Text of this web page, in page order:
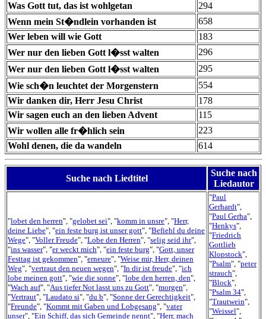
Was Gott tut, das ist wohlgetan
294
Wenn mein St�ndlein vorhanden ist
658
Wer leben will wie Gott
183
Wer nur den lieben Gott l�sst walten
296
Wer nur den lieben Gott l�sst walten
295
Wie sch�n leuchtet der Morgenstern
554
Wir danken dir, Herr Jesu Christ
178
Wir sagen euch an den lieben Advent
115
Wir wollen alle fr�hlich sein
223
Wohl denen, die da wandeln
614
Suche nach Liedtitel
Suche nach
Liedautor
"lobet den herren", "gelobet sei", "komm in unsre", "Herr,
deine Liebe", "ein feste burg ist unser gott", "Befiehl du deine
Wege", "Voller Freude", "Lobe den Herren", "selig seid ihr",
"ins wasser", "er weckt mich", "ein feste burg", "Gott, unser
Festtag ist gekommen", "erneure", "Weise mir, Herr, deinen
Weg", "vertraut den neuen wegen", "In dir ist freude", "ich
lobe meinen gott", "wie die sonne", "lobe den herren, den",
"Wach auf", "Aus tiefer Not lasst uns zu Gott", "morgen",
"Vertraut", "Laudato si", "du b", "Sonne der Gerechtigkeit",
"Freunde", "Kommt mit Gaben und Lobgesang", "vater
unser", "Ein Schiff, das sich Gemeinde nennt", "Herr, mach
"Paul
Gerhardt",
"Paul Gerha",
"Henkys",
"Friedrich
Gottlieb
Klopstock",
"Psalm", "peter
strauch",
"Block",
"Psalm 34",
"Trautwein",
"Weissel",